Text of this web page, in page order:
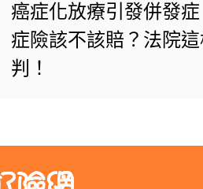
癌症化放療引發併發
症險該不該賠？法院
判！